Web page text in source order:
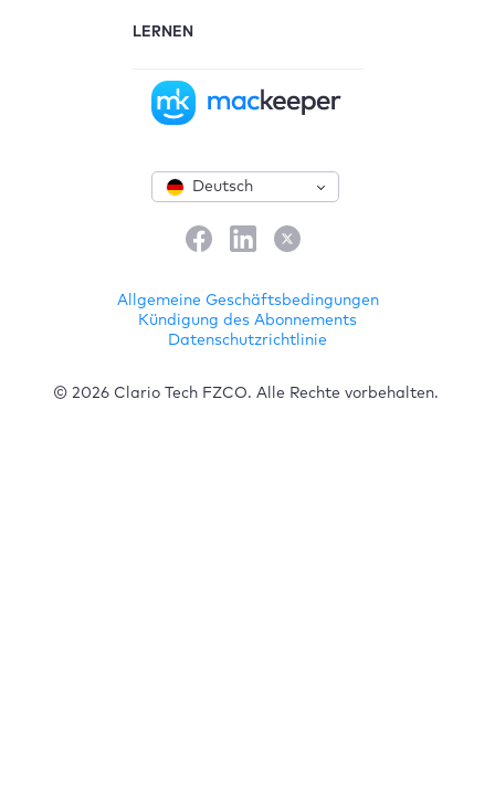
Deutsch
LERNEN
Allgemeine Geschäftsbedingungen
Kündigung des Abonnements
Datenschutzrichtlinie
© 2026 Clario Tech FZCO. Alle Rechte vorbehalten.